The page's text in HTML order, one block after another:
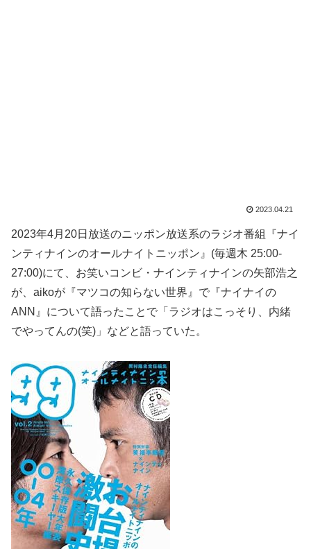
2023.04.21
2023年4月20日放送のニッポン放送系のラジオ番組『ナイ
ンティナインのオールナイトニッポン』(毎週木 25:00-
27:00)にて、お笑いコンビ・ナインティナインの矢部浩之
が、aikoが『マツコの知らない世界』で『ナイナイの
ANN』について語ったことで「ラジオはこっそり、内緒
でやってんの(笑)」などと語っていた。